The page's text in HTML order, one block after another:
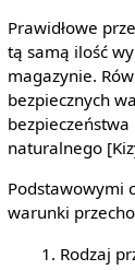
Prawidłowe
tą samą ilość
magazynie.
bezpiecznych
naturalnego
Podstawowymi
warunki
Rodzaj